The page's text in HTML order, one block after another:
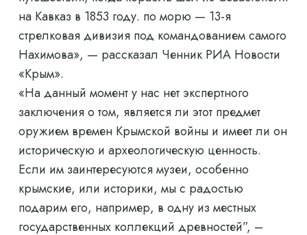
на Кавказ в 1853 году. по морю — 13-я
стрелковая дивизия под командованием самого
Нахимова», — рассказал Ченник РИА Новости
«Крым».
«На данный момент у нас нет экспертного
заключения о том, является ли этот предмет
оружием времен Крымской войны и имеет ли он
историческую и археологическую ценность.
Если им заинтересуются музеи, особенно
крымские, или историки, мы с радостью
подарим его, например, в одну из местных
государственных коллекций древностей”, –